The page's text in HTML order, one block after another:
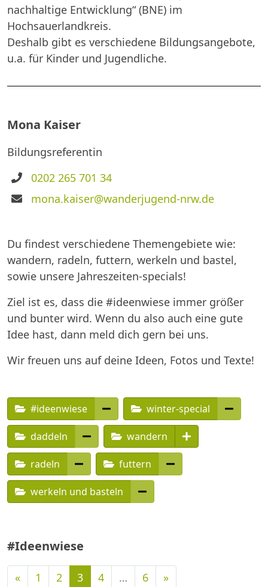
nachhaltige Entwicklung“ (BNE) im
Hochsauerlandkreis.
Deshalb gibt es verschiedene Bildungsangebote,
u.a. für Kinder und Jugendliche.
Mona Kaiser
Bildungsreferentin
Telefon
0202 265 701 34
E-
mona.kaiser@wanderjugend-nrw.de
Du findest verschiedene Themengebiete wie:
wandern, radeln, futtern, werkeln und bastel,
sowie unsere Jahreszeiten-specials!
Ziel ist es, dass die #ideenwiese immer größer
und bunter wird. Wenn du also auch eine gute
Idee hast, dann meld dich gern bei uns.
Wir freuen uns auf deine Ideen, Fotos und Texte!
#ideenwiese winter-special
daddeln wandern
radeln futtern
werkeln und basteln
#Ideenwiese
«Vorherige
1 2 3 4 … 6 »Nächste